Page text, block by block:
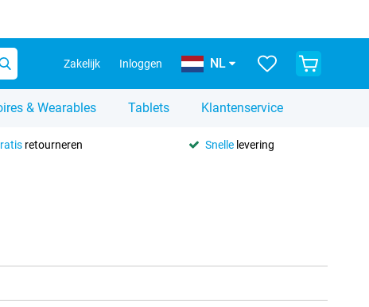
Zakelijk Inloggen NL
& Wearables Tablets Klantenservice
retourneren Snellelevering